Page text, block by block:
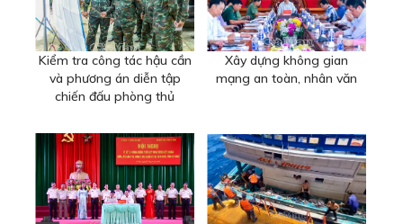
Kiểm tra công tác hậu cần
và phương án diễn tập
chiến đấu phòng thủ
Xây dựng không gian
mạng an toàn, nhân văn